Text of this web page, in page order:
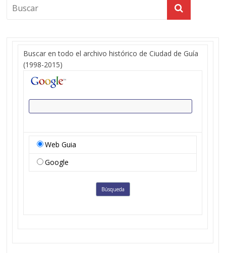
Buscar en todo el archivo histórico de Ciudad de Guía
(1998-2015)
Web Guia
Google